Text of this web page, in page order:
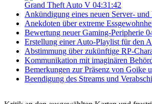
Grand Theft Auto V 04:31:42
Ankündigung eines neuen Server- und
Anekdoten über extreme
Bewertung neuer Gaming-Peripherie
Erstellung einer Auto-Playlist für den
Abstimmung über zukünftige RP-
Kommunikation mit imaginären
Bemerkungen zur Präsenz von Goike
Beendigung des Streams und